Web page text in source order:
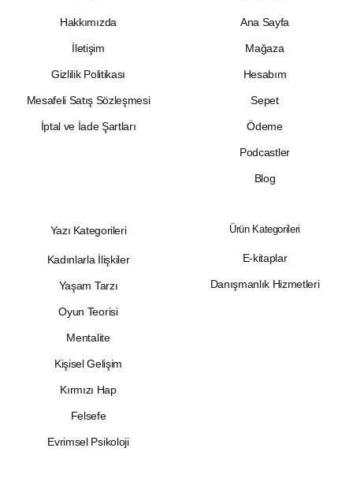
Hakkımızda
İletişim
Gizlilik Politikası
Mesafeli Satış Sözleşmesi
İptal ve İade Şartları
Ana Sayfa
Mağaza
Hesabım
Sepet
Ödeme
Podcastler
Blog
Yazı Kategorileri
Kadınlarla İlişkiler
Yaşam Tarzı
Oyun Teorisi
Mentalite
Kişisel Gelişim
Kırmızı Hap
Felsefe
Evrimsel Psikoloji
Ürün Kategorileri
E-kitaplar
Danışmanlık Hizmetleri